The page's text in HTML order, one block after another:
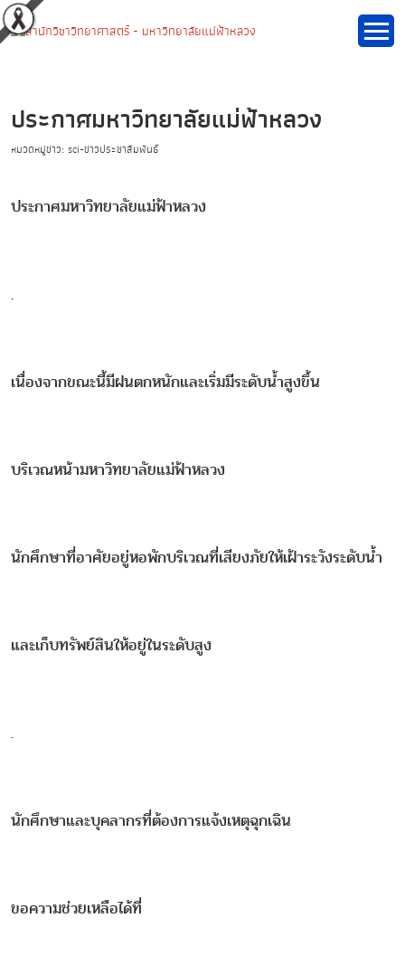
ประกาศมหาวิทยาลัยแม่ฟ้าหลวง
หมวดหมู่ข่าว: sci-ข่าวประชาสัมพันธ์
ประกาศมหาวิทยาลัยแม่ฟ้าหลวง
.
เนื่องจากขณะนี้มีฝนตกหนักและเริ่มมีระดับน้ำสูงขึ้น
บริเวณหน้ามหาวิทยาลัยแม่ฟ้าหลวง
นักศึกษาที่อาศัยอยู่หอพักบริเวณที่เสียงภัยให้เฝ้าระวังระดับน้ำ
และเก็บทรัพย์สินให้อยู่ในระดับสูง
.
นักศึกษาและบุคลากรที่ต้องการแจ้งเหตุฉุกเฉิน
ขอความช่วยเหลือได้ที่